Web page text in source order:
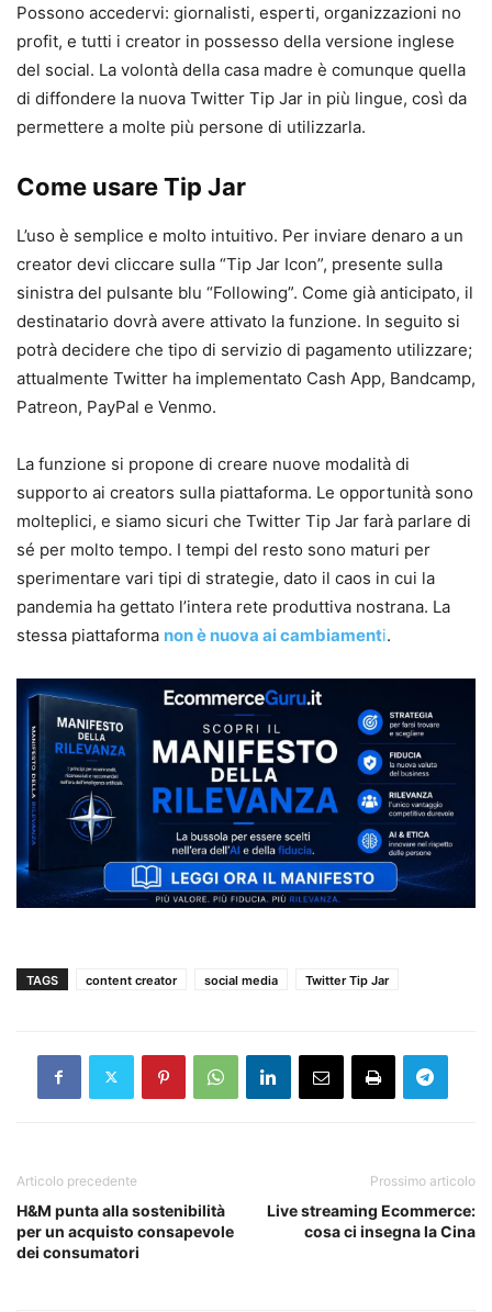
Possono accedervi: giornalisti, esperti, organizzazioni no
profit, e tutti i creator in possesso della versione inglese
del social. La volontà della casa madre è comunque quella
di diffondere la nuova Twitter Tip Jar in più lingue, così da
permettere a molte più persone di utilizzarla.
Come usare Tip Jar
L’uso è semplice e molto intuitivo. Per inviare denaro a un
creator devi cliccare sulla “Tip Jar Icon”, presente sulla
sinistra del pulsante blu “Following”. Come già anticipato, il
destinatario dovrà avere attivato la funzione. In seguito si
potrà decidere che tipo di servizio di pagamento utilizzare;
attualmente Twitter ha implementato Cash App, Bandcamp,
Patreon, PayPal e Venmo.
La funzione si propone di creare nuove modalità di
supporto ai creators sulla piattaforma. Le opportunità sono
molteplici, e siamo sicuri che Twitter Tip Jar farà parlare di
sé per molto tempo. I tempi del resto sono maturi per
sperimentare vari tipi di strategie, dato il caos in cui la
pandemia ha gettato l’intera rete produttiva nostrana. La
stessa piattaforma non è nuova ai cambiamenti.
TAGS content creator social media Twitter Tip Jar
Articolo precedente
H&M punta alla sostenibilità
per un acquisto consapevole
dei consumatori
Prossimo articolo
Live streaming Ecommerce:
cosa ci insegna la Cina